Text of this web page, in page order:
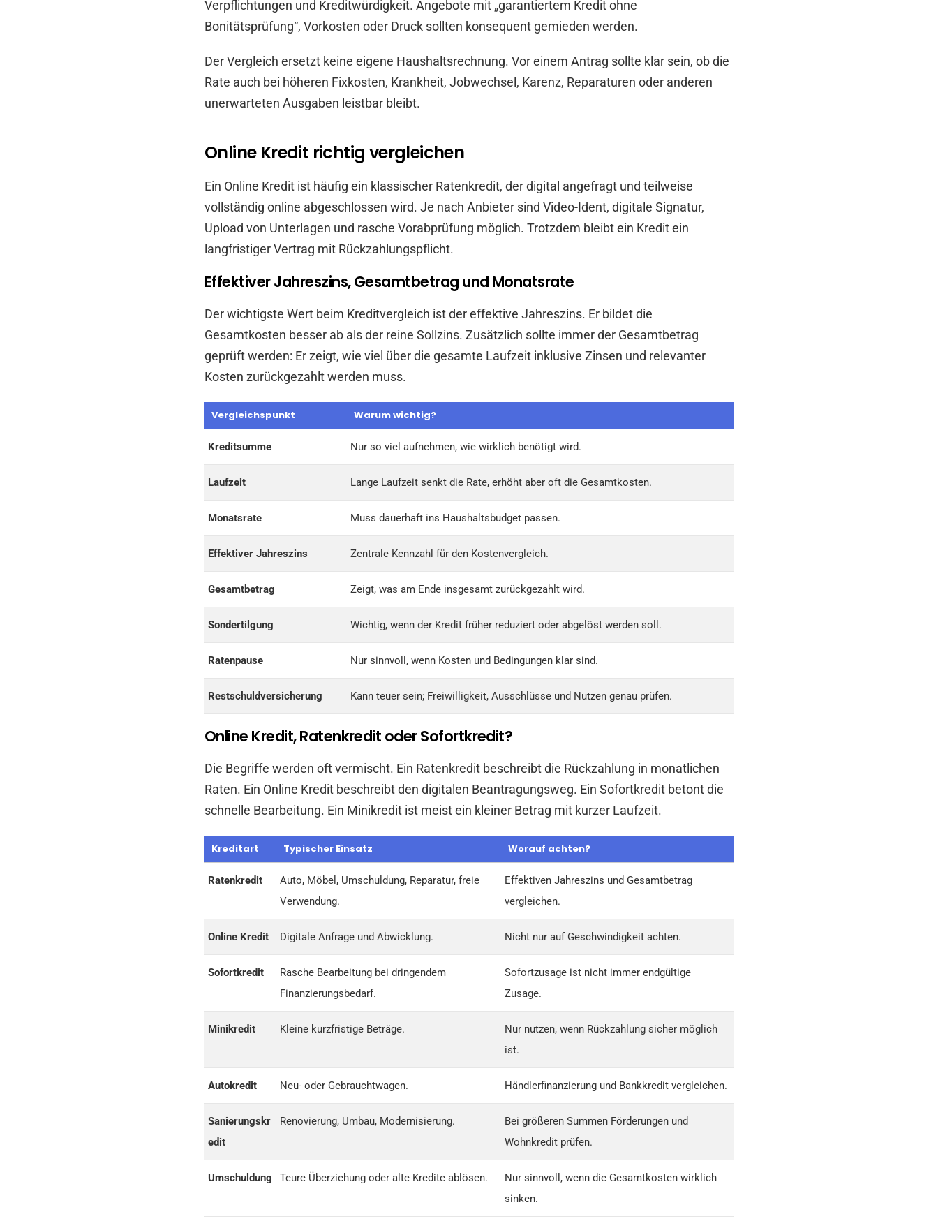
Verpflichtungen und Kreditwürdigkeit. Angebote mit „garantiertem Kredit ohne
Bonitätsprüfung“, Vorkosten oder Druck sollten konsequent gemieden werden.
Der Vergleich ersetzt keine eigene Haushaltsrechnung. Vor einem Antrag sollte klar sein, ob die
Rate auch bei höheren Fixkosten, Krankheit, Jobwechsel, Karenz, Reparaturen oder anderen
unerwarteten Ausgaben leistbar bleibt.
Online Kredit richtig vergleichen
Ein Online Kredit ist häufig ein klassischer Ratenkredit, der digital angefragt und teilweise
vollständig online abgeschlossen wird. Je nach Anbieter sind Video-Ident, digitale Signatur,
Upload von Unterlagen und rasche Vorabprüfung möglich. Trotzdem bleibt ein Kredit ein
langfristiger Vertrag mit Rückzahlungspflicht.
Effektiver Jahreszins, Gesamtbetrag und Monatsrate
Der wichtigste Wert beim Kreditvergleich ist der effektive Jahreszins. Er bildet die
Gesamtkosten besser ab als der reine Sollzins. Zusätzlich sollte immer der Gesamtbetrag
geprüft werden: Er zeigt, wie viel über die gesamte Laufzeit inklusive Zinsen und relevanter
Kosten zurückgezahlt werden muss.
Vergleichspunkt Warum wichtig?
Kreditsumme Nur so viel aufnehmen, wie wirklich benötigt wird.
Laufzeit Lange Laufzeit senkt die Rate, erhöht aber oft die Gesamtkosten.
Monatsrate Muss dauerhaft ins Haushaltsbudget passen.
Effektiver Jahreszins Zentrale Kennzahl für den Kostenvergleich.
Gesamtbetrag Zeigt, was am Ende insgesamt zurückgezahlt wird.
Sondertilgung Wichtig, wenn der Kredit früher reduziert oder abgelöst werden soll.
Ratenpause Nur sinnvoll, wenn Kosten und Bedingungen klar sind.
Restschuldversicherung Kann teuer sein; Freiwilligkeit, Ausschlüsse und Nutzen genau prüfen.
Online Kredit, Ratenkredit oder Sofortkredit?
Die Begriffe werden oft vermischt. Ein Ratenkredit beschreibt die Rückzahlung in monatlichen
Raten. Ein Online Kredit beschreibt den digitalen Beantragungsweg. Ein Sofortkredit betont die
schnelle Bearbeitung. Ein Minikredit ist meist ein kleiner Betrag mit kurzer Laufzeit.
Kreditart Typischer Einsatz Worauf achten?
Ratenkredit
Auto, Möbel, Umschuldung, Reparatur, freie
Verwendung.
Effektiven Jahreszins und Gesamtbetrag
vergleichen.
Online Kredit Digitale Anfrage und Abwicklung. Nicht nur auf Geschwindigkeit achten.
Sofortkredit
Rasche Bearbeitung bei dringendem
Finanzierungsbedarf.
Sofortzusage ist nicht immer endgültige
Zusage.
Minikredit Kleine kurzfristige Beträge.
Nur nutzen, wenn Rückzahlung sicher möglich
ist.
Autokredit Neu- oder Gebrauchtwagen. Händlerfinanzierung und Bankkredit vergleichen.
Sanierungskr
edit
Renovierung, Umbau, Modernisierung.
Bei größeren Summen Förderungen und
Wohnkredit prüfen.
Umschuldung Teure Überziehung oder alte Kredite ablösen.
Nur sinnvoll, wenn die Gesamtkosten wirklich
sinken.